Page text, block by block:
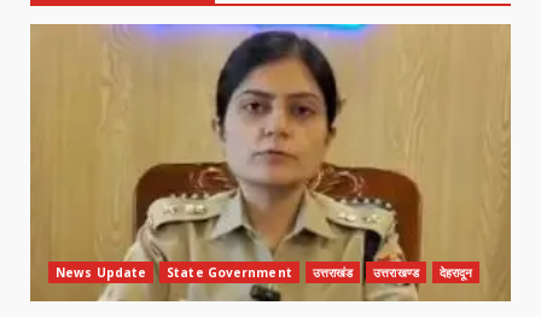
News Update State Government उत्तराखंड उत्तराखण्ड देहरादून